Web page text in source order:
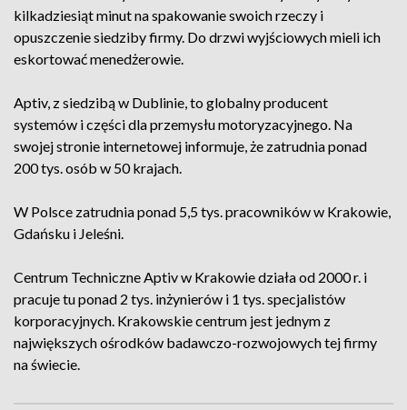
kilkadziesiąt minut na spakowanie swoich rzeczy i
opuszczenie siedziby firmy. Do drzwi wyjściowych mieli ich
eskortować menedżerowie.
Aptiv, z siedzibą w Dublinie, to globalny producent
systemów i części dla przemysłu motoryzacyjnego. Na
swojej stronie internetowej informuje, że zatrudnia ponad
200 tys. osób w 50 krajach.
W Polsce zatrudnia ponad 5,5 tys. pracowników w Krakowie,
Gdańsku i Jeleśni.
Centrum Techniczne Aptiv w Krakowie działa od 2000 r. i
pracuje tu ponad 2 tys. inżynierów i 1 tys. specjalistów
korporacyjnych. Krakowskie centrum jest jednym z
największych ośrodków badawczo-rozwojowych tej firmy
na świecie.